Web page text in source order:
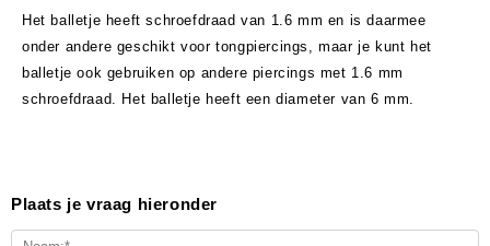
Het balletje heeft schroefdraad van 1.6 mm en is daarmee
onder andere geschikt voor tongpiercings, maar je kunt het
balletje ook gebruiken op andere piercings met 1.6 mm
schroefdraad. Het balletje heeft een diameter van 6 mm.
Plaats je vraag hieronder